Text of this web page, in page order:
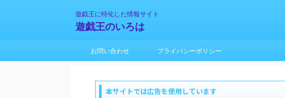
遊戯王に特化した情報サイト
遊戯王のいろは
お問い合わせ プライバシーポリシー
本サイトでは広告を使用しています